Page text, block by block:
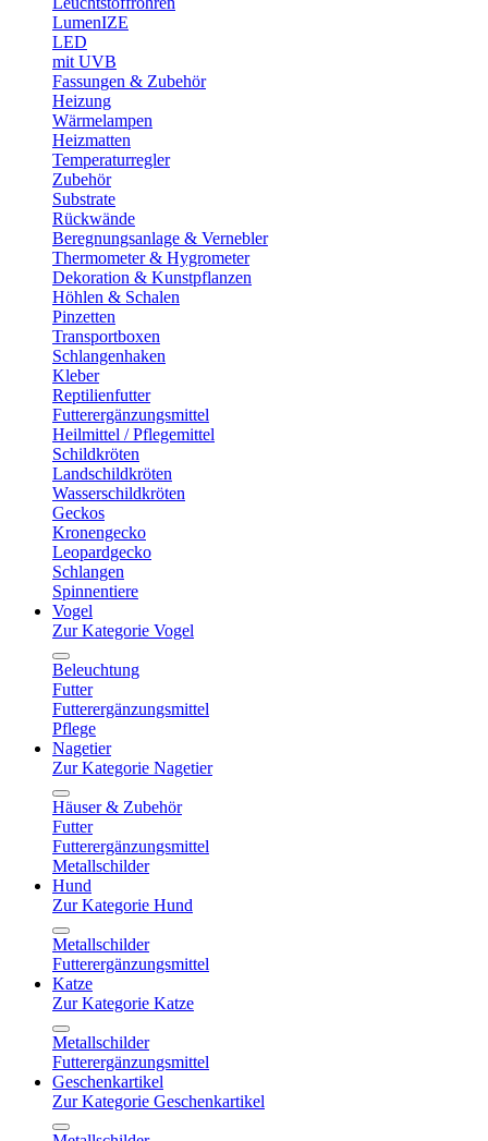
LumenIZE
LED
mit UVB
Fassungen & Zubehör
Heizung
Wärmelampen
Heizmatten
Temperaturregler
Zubehör
Substrate
Rückwände
Beregnungsanlage & Vernebler
Thermometer & Hygrometer
Dekoration & Kunstpflanzen
Höhlen & Schalen
Pinzetten
Transportboxen
Schlangenhaken
Kleber
Reptilienfutter
Futterergänzungsmittel
Heilmittel / Pflegemittel
Schildkröten
Landschildkröten
Wasserschildkröten
Geckos
Kronengecko
Leopardgecko
Schlangen
Spinnentiere
Vogel
Zur Kategorie Vogel
Beleuchtung
Futter
Futterergänzungsmittel
Pflege
Nagetier
Zur Kategorie Nagetier
Häuser & Zubehör
Futter
Futterergänzungsmittel
Metallschilder
Hund
Zur Kategorie Hund
Metallschilder
Futterergänzungsmittel
Katze
Zur Kategorie Katze
Metallschilder
Futterergänzungsmittel
Geschenkartikel
Zur Kategorie Geschenkartikel